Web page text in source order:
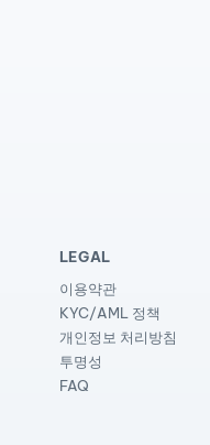
LEGAL
이용약관
KYC/AML 정책
개인정보 처리방침
투명성
FAQ